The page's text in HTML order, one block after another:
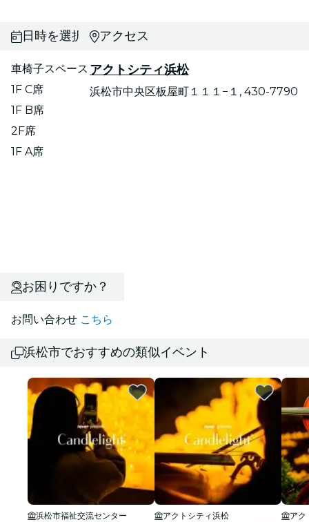
日時を選択
車椅子スペース
1F C席
1F B席
2F席
1F A席
アクセス
アクトシティ浜松
浜松市中央区板屋町１１１−１, 430-7790
お困りですか？
お問い合わせ こちら
浜松市でおすすめの類似イベント
浜松市福祉交流センター
アクトシティ浜松
アク